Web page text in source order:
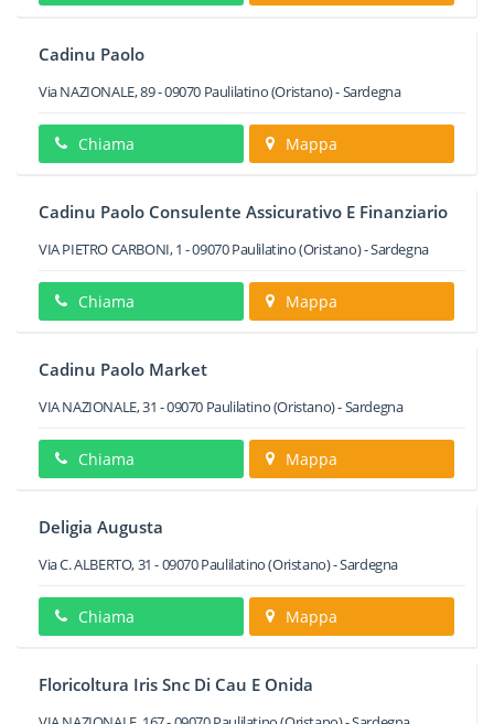
Cadinu Paolo
Via NAZIONALE, 89-09070 Paulilatino(Oristano) -Sardegna
Chiama Mappa
Cadinu Paolo Consulente Assicurativo E Finanziario
VIA PIETRO CARBONI, 1 -09070Paulilatino(Oristano) -Sardegna
Chiama Mappa
Cadinu Paolo Market
VIA NAZIONALE, 31 -09070 Paulilatino(Oristano) -Sardegna
Chiama Mappa
Deligia Augusta
Via C. ALBERTO, 31 -09070Paulilatino(Oristano) -Sardegna
Chiama Mappa
Floricoltura Iris Snc Di Cau E Onida